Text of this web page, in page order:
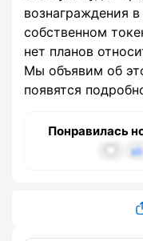
вознаграждения
собственном
нет планов
Мы объявим об
появятся
Понравилась